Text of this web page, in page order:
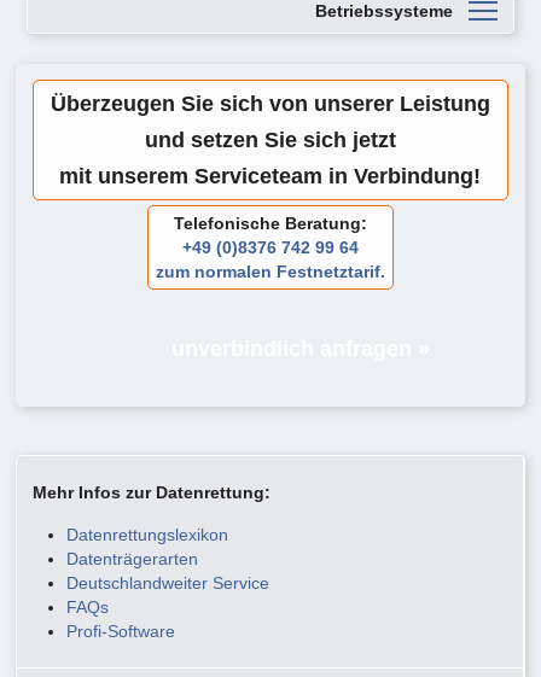
Betriebssysteme
Überzeugen Sie sich von unserer Leistung
und setzen Sie sich jetzt
mit unserem Serviceteam in Verbindung!
Telefonische Beratung:
+49 (0)8376 742 99 64
zum normalen Festnetztarif.
Mehr Infos zur Datenrettung:
Datenrettungslexikon
Datenträgerarten
Deutschlandweiter Service
FAQs
Profi-Software